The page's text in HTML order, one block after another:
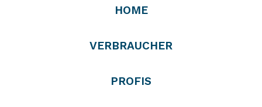
HOME
VERBRAUCHER
PROFIS